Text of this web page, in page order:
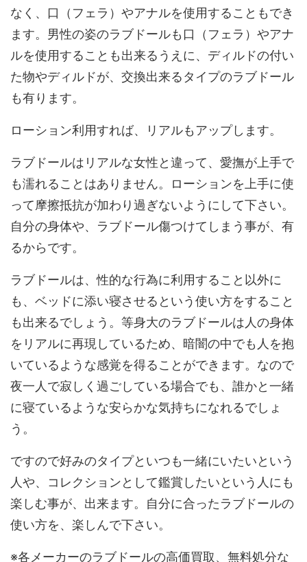
なく、口（フェラ）やアナルを使用することもでき
ます。男性の姿のラブドールも口（フェラ）やアナ
ルを使用することも出来るうえに、ディルドの付い
た物やディルドが、交換出来るタイプのラブドール
も有ります。
ローション利用すれば、リアルもアップします。
ラブドールはリアルな女性と違って、愛撫が上手で
も濡れることはありません。ローションを上手に使
って摩擦抵抗が加わり過ぎないようにして下さい。
自分の身体や、ラブドール傷つけてしまう事が、有
るからです。
ラブドールは、性的な行為に利用すること以外に
も、ベッドに添い寝させるという使い方をすること
も出来るでしょう。等身大のラブドールは人の身体
をリアルに再現しているため、暗闇の中でも人を抱
いているような感覚を得ることができます。なので
夜一人で寂しく過ごしている場合でも、誰かと一緒
に寝ているような安らかな気持ちになれるでしょ
う。
ですので好みのタイプといつも一緒にいたいという
人や、コレクションとして鑑賞したいという人にも
楽しむ事が、出来ます。自分に合ったラブドールの
使い方を、楽しんで下さい。
※各メーカーのラブドールの高価買取、無料処分な